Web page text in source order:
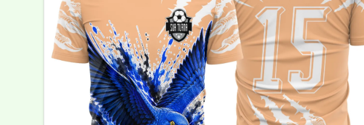
Língua Portuguesa